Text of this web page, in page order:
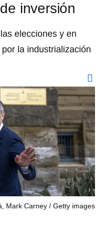
inversión
elecciones y en
la industrialización
Mark Carney Getty images